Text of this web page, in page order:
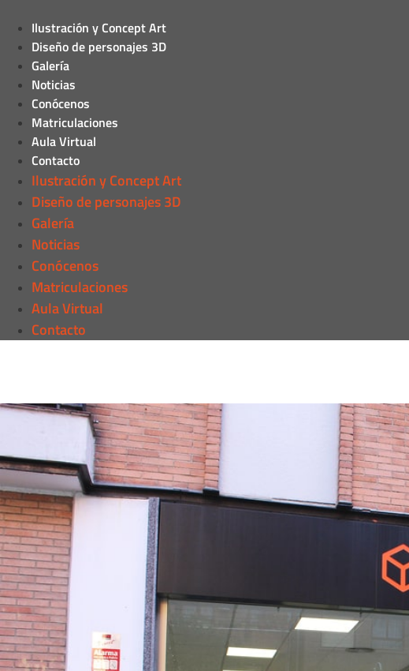
Ilustración y Concept Art
Diseño de personajes 3D
Galería
Noticias
Conócenos
Matriculaciones
Aula Virtual
Contacto
Ilustración y Concept Art
Diseño de personajes 3D
Galería
Noticias
Conócenos
Matriculaciones
Aula Virtual
Contacto